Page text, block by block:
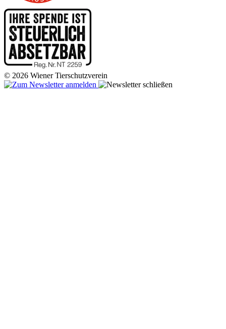
© 2026 Wiener Tierschutzverein